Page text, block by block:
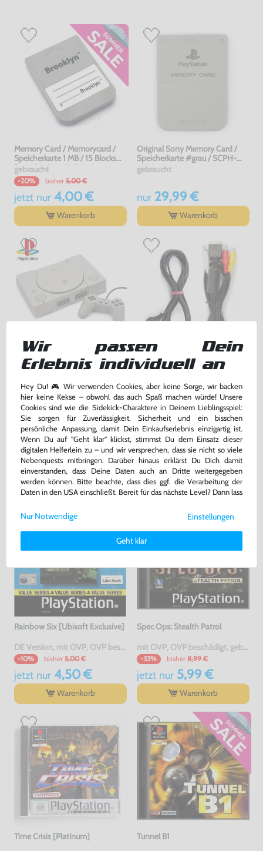
Memory Card / Memorycard /
Speicherkarte 1 MB / 15 Blocks
[verschiedene Farben &
Hersteller]
gebraucht
-20% bisher 5,00 €
jetzt nur4,00 €
Warenkorb
Original Sony Memory Card /
Speicherkarte #grau / SCPH-
1020
gebraucht
nur29,99 €
Warenkorb
Konsole + Original Controller +
Zubehör
nur139,99 €
Warenkorb
Zubehör Set: AV Cinchkabel &
Netzkabel
nur7,99 €
Warenkorb
DAS HABEN ANDERE DAZU
GEKAUFT
Rainbow Six [Ubisoft Exclusive]
DE Version, mit OVP, OVP beschädigt, gebraucht
-10% bisher 5,00 €
jetzt nur4,50 €
Warenkorb
Spec Ops: Stealth Patrol
mit OVP, OVP beschädigt, gebraucht, USK18
-33% bisher 8,99 €
jetzt nur5,99 €
Warenkorb
Time Crisis [Platinum]
Tunnel B1
Wir passen Dein
Erlebnis individuell an
Hey Du! 🎮 Wir verwenden Cookies, aber keine Sorge, wir backen
hier keine Kekse – obwohl das auch Spaß machen würde! Unsere
Cookies sind wie die Sidekick-Charaktere in Deinem Lieblingsspiel:
Sie sorgen für Zuverlässigkeit, Sicherheit und ein bisschen
persönliche Anpassung, damit Dein Einkaufserlebnis einzigartig ist.
Wenn Du auf "Geht klar" klickst, stimmst Du dem Einsatz dieser
digitalen Helferlein zu – und wir versprechen, dass sie nicht so viele
Nebenquests mitbringen. Darüber hinaus erklärst Du Dich damit
einverstanden, dass Deine Daten auch an Dritte weitergegeben
werden können. Bitte beachte, dass dies ggf. die Verarbeitung der
Daten in den USA einschließt. Bereit für das nächste Level? Dann lass
Weitere Informationen zu den von uns verwendeten Cookies und
Deinen Rechten als Nutzer findest Du in unsererDaten­schutz­
Impressum.
Einstellungen
Geht klar
Nur Notwendige